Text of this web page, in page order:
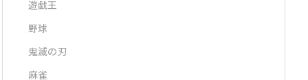
遊戯王
野球
鬼滅の刃
麻雀